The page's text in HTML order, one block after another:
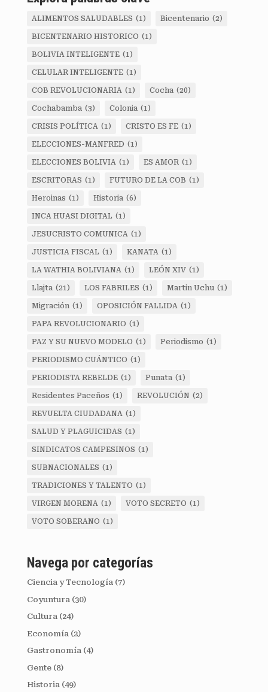
ALIMENTOS SALUDABLES (1) Bicentenario (2)
BICENTENARIO HISTORICO (1)
BOLIVIA INTELIGENTE (1)
CELULAR INTELIGENTE (1)
COB REVOLUCIONARIA (1) Cocha (20)
Cochabamba (3) Colonia (1)
CRISIS POLÍTICA (1) CRISTO ES FE (1)
ELECCIONES-MANFRED (1)
ELECCIONES BOLIVIA (1) ES AMOR (1)
ESCRITORAS (1) FUTURO DE LA COB (1)
Heroinas (1) Historia (6)
INCA HUASI DIGITAL (1)
JESUCRISTO COMUNICA (1)
JUSTICIA FISCAL (1) KANATA (1)
LA WATHIA BOLIVIANA (1) LEÓN XIV (1)
Llajta (21) LOS FABRILES (1) Martin Uchu (1)
Migración (1) OPOSICIÓN FALLIDA (1)
PAPA REVOLUCIONARIO (1)
PAZ Y SU NUEVO MODELO (1) Periodismo (1)
PERIODISMO CUÁNTICO (1)
PERIODISTA REBELDE (1) Punata (1)
Residentes Paceños (1) REVOLUCIÓN (2)
REVUELTA CIUDADANA (1)
SALUD Y PLAGUICIDAS (1)
SINDICATOS CAMPESINOS (1)
SUBNACIONALES (1)
TRADICIONES Y TALENTO (1)
VIRGEN MORENA (1) VOTO SECRETO (1)
VOTO SOBERANO (1)
Navega por categorías
Ciencia y Tecnología(7)
Coyuntura (30)
Cultura(24)
Economía (2)
Gastronomía(4)
Gente(8)
Historia(49)